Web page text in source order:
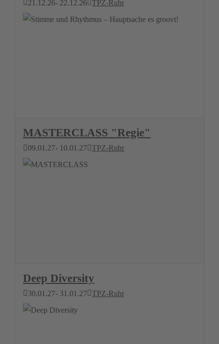
21.12.26- 22.12.26 TPZ-Ruhr
MASTERCLASS "Regie"
09.01.27- 10.01.27 TPZ-Ruhr
Deep Diversity
30.01.27- 31.01.27 TPZ-Ruhr